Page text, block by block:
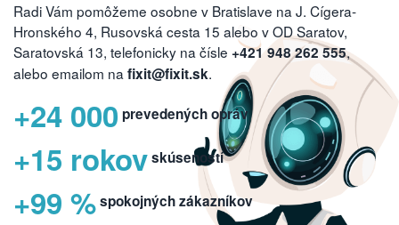
Radi Vám pomôžeme osobne v Bratislave na J. Cígera-
Hronského 4, Rusovská cesta 15 alebo v OD Saratov,
Saratovská 13, telefonicky na čísle +421 948 262 555,
alebo emailom na fixit@fixit.sk.
+24 000 prevedených opráv
+15 rokovskúseností
+99 %spokojných zákazníkov